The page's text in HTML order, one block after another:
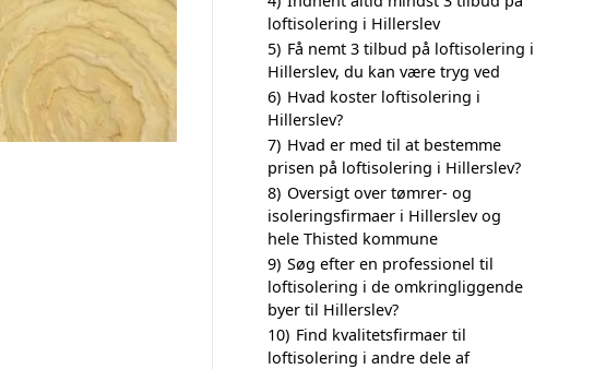
loftisolering i Hillerslev
5) Få nemt 3 tilbud på loftisolering i
Hillerslev, du kan være tryg ved
6) Hvad koster loftisolering i
Hillerslev?
7) Hvad er med til at bestemme
prisen på loftisolering i Hillerslev?
8) Oversigt over tømrer- og
isoleringsfirmaer i Hillerslev og
hele Thisted kommune
9) Søg efter en professionel til
loftisolering i de omkringliggende
byer til Hillerslev?
10) Find kvalitetsfirmaer til
loftisolering i andre dele af